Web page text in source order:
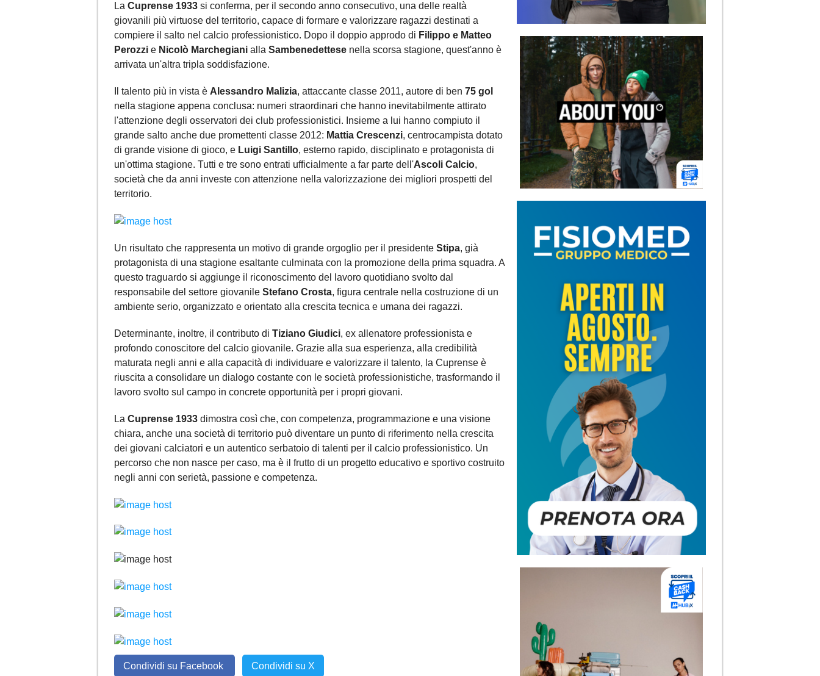
La Cuprense 1933 si conferma, per il secondo anno consecutivo, una delle realtà
giovanili più virtuose del territorio, capace di formare e valorizzare ragazzi destinati a
compiere il salto nel calcio professionistico. Dopo il doppio approdo di Filippo e Matteo
Perozzi e Nicolò Marchegiani alla Sambenedettese nella scorsa stagione, quest'anno è
arrivata un'altra tripla soddisfazione.
Il talento più in vista è Alessandro Malizia, attaccante classe 2011, autore di ben 75 gol
nella stagione appena conclusa: numeri straordinari che hanno inevitabilmente attirato
l'attenzione degli osservatori dei club professionistici. Insieme a lui hanno compiuto il
grande salto anche due promettenti classe 2012: Mattia Crescenzi, centrocampista dotato
di grande visione di gioco, e Luigi Santillo, esterno rapido, disciplinato e protagonista di
un'ottima stagione. Tutti e tre sono entrati ufficialmente a far parte dell'Ascoli Calcio,
società che da anni investe con attenzione nella valorizzazione dei migliori prospetti del
territorio.
Un risultato che rappresenta un motivo di grande orgoglio per il presidente Stipa, già
protagonista di una stagione esaltante culminata con la promozione della prima squadra. A
questo traguardo si aggiunge il riconoscimento del lavoro quotidiano svolto dal
responsabile del settore giovanile Stefano Crosta, figura centrale nella costruzione di un
ambiente serio, organizzato e orientato alla crescita tecnica e umana dei ragazzi.
Determinante, inoltre, il contributo di Tiziano Giudici, ex allenatore professionista e
profondo conoscitore del calcio giovanile. Grazie alla sua esperienza, alla credibilità
maturata negli anni e alla capacità di individuare e valorizzare il talento, la Cuprense è
riuscita a consolidare un dialogo costante con le società professionistiche, trasformando il
lavoro svolto sul campo in concrete opportunità per i propri giovani.
La Cuprense 1933 dimostra così che, con competenza, programmazione e una visione
chiara, anche una società di territorio può diventare un punto di riferimento nella crescita
dei giovani calciatori e un autentico serbatoio di talenti per il calcio professionistico. Un
percorso che non nasce per caso, ma è il frutto di un progetto educativo e sportivo costruito
negli anni con serietà, passione e competenza.
Condividi su Facebook Condividi su X